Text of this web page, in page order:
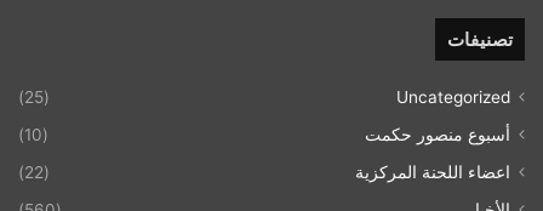
تصنيفات
Uncategorized
(25)
أسبوع منصور حكمت
(10)
اعضاء اللحنة المركزية
(22)